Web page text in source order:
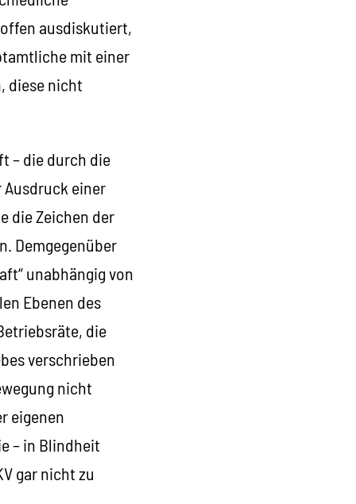
ausdiskutiert,
mit einer
diese nicht
– die durch die
einer
die Zeichen der
Demgegenüber
unabhängig von
Ebenen des
die
verschrieben
nicht
eigenen
– in Blindheit
gar nicht zu